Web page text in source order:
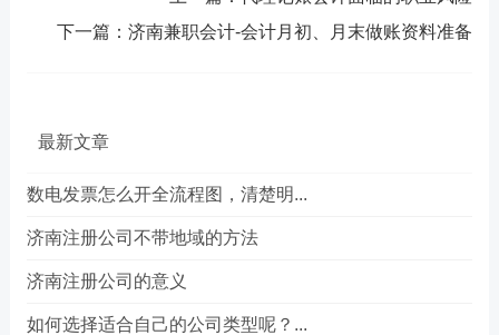
下一篇：济南兼职会计-会计月初、月末做账资料准备
最新文章
数电发票怎么开全流程图，清楚明...
济南注册公司不带地域的方法
济南注册公司的意义
如何选择适合自己的公司类型呢？...